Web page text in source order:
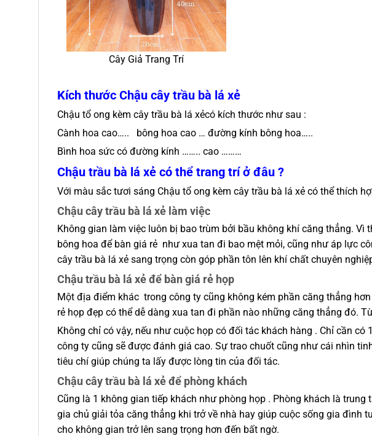
Cây Giả Trang Trí
Kích thước Chậu cây trầu bà lá xẻ
Chậu tổ ong kèm cây trầu bà lá xẻcó kích thước như sau :
Cành hoa cao….. bông hoa cao … đường kính bông hoa…..
Bình hoa sức có đường kính …….. cao ………
Chậu trầu bà lá xẻ có thể trang trí ở đâu ?
Với màu sắc tươi sáng Chậu tổ ong kèm cây trầu bà lá xẻ có thể thích
Chậu cây trầu bà lá xẻ làm việc
Không gian làm việc luôn bị bao trùm bởi bầu không khí căng thẳng.
bông hoa để bàn giá rẻ như xua tan đi bao mệt mỏi, cũng như áp lực
cây trầu bà lá xẻ sang trọng còn góp phần tôn lên khí chất chuyên
Chậu trầu bà lá xẻ để bàn giá rẻ họp
Một địa điểm khác trong công ty cũng không kém phần căng thẳng
rẻ họp đẹp có thể dễ dàng xua tan đi phần nào những căng thẳng đó.
Không chỉ có vậy, nếu như cuộc họp có đối tác khách hàng . Chỉ cần
công ty cũng sẽ được đánh giá cao. Sự trao chuốt cũng như cái nhìn
tiêu chí giúp chúng ta lấy được lòng tin của đối tác.
Chậu cây trầu bà lá xẻ để phòng khách
Cũng là 1 không gian tiếp khách như phòng họp . Phòng khách là
gia chủ giải tỏa căng thẳng khi trở về nhà hay giúp cuộc sống gia đình
cho không gian trở lên sang trọng hơn đến bất ngờ.